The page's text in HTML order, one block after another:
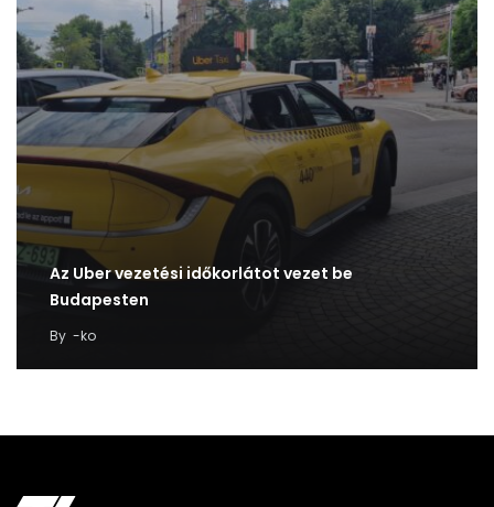
Az Uber vezetési időkorlátot vezet be
Budapesten
By -ko